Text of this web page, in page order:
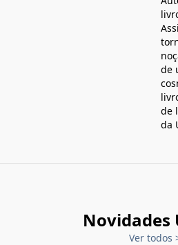
de
de
da
Novidades
Ver todos